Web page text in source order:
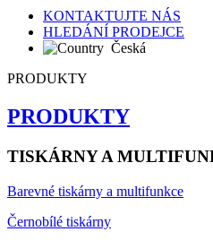
KONTAKTUJTE NÁS
HLEDÁNÍ PRODEJCE
Česká
PRODUKTY
PRODUKTY
TISKÁRNY A
Barevné tiskárny a multifunkce
Černobílé tiskárny